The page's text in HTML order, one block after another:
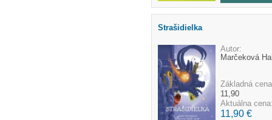
Strašidielka
Autor:
Marčeková
Základná
11,90
Aktuálna
11,90 €